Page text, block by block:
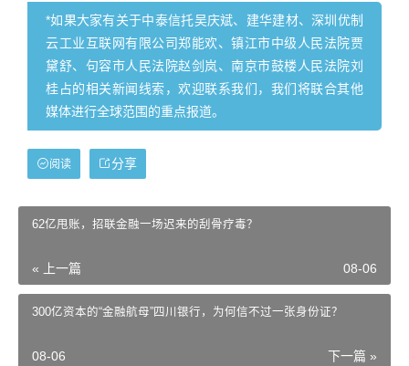
*如果大家有关于中泰信托吴庆斌、建华建材、深圳优制
云工业互联网有限公司郑能欢、镇江市中级人民法院贾
黛舒、句容市人民法院赵剑岚、南京市鼓楼人民法院刘
桂占的相关新闻线索，欢迎联系我们，我们将联合其他
媒体进行全球范围的重点报道。
分享
阅读
62亿甩账，招联金融一场迟来的刮骨疗毒？
« 上一篇 08-06
300亿资本的“金融航母”四川银行，为何信不过一张身份证？
下一篇 »
08-06